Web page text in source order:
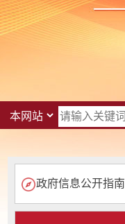
政府信息公开指南